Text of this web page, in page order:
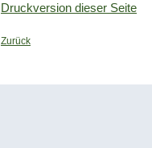
Druckversion dieser Seite
Zurück